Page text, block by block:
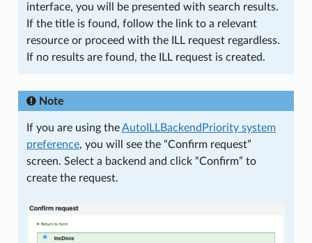
interface, you will be presented with search results.
If the title is found, follow the link to a relevant
resource or proceed with the ILL request regardless.
If no results are found, the ILL request is created.
Note
If you are using theAutoILLBackendPriority system
preference, you will see the “Confirm request”
screen. Select a backend and click “Confirm” to
create the request.